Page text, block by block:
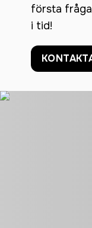
första
i tid!